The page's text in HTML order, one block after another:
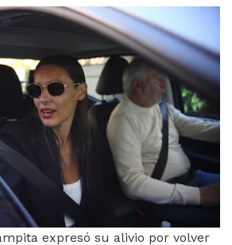
expresó su alivio por volver